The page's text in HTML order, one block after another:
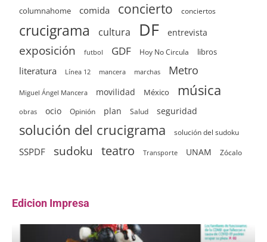
columnahome comida concierto conciertos
crucigrama cultura DF entrevista
exposición futbol GDF Hoy No Circula libros
literatura Línea 12 mancera marchas Metro
Miguel Ángel Mancera movilidad México música
obras ocio Opinión plan Salud seguridad
solución del crucigrama solución del sudoku
SSPDF sudoku teatro Transporte UNAM Zócalo
Edicion Impresa